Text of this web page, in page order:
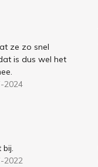
ze zo snel
is dus wel het
2024
bij.
2022